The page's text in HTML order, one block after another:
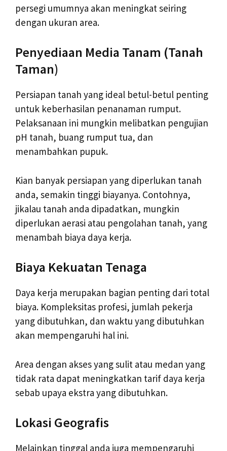
persegi umumnya akan meningkat seiring
dengan ukuran area.
Penyediaan Media Tanam (Tanah
Taman)
Persiapan tanah yang ideal betul-betul penting
untuk keberhasilan penanaman rumput.
Pelaksanaan ini mungkin melibatkan pengujian
pH tanah, buang rumput tua, dan
menambahkan pupuk.
Kian banyak persiapan yang diperlukan tanah
anda, semakin tinggi biayanya. Contohnya,
jikalau tanah anda dipadatkan, mungkin
diperlukan aerasi atau pengolahan tanah, yang
menambah biaya daya kerja.
Biaya Kekuatan Tenaga
Daya kerja merupakan bagian penting dari total
biaya. Kompleksitas profesi, jumlah pekerja
yang dibutuhkan, dan waktu yang dibutuhkan
akan mempengaruhi hal ini.
Area dengan akses yang sulit atau medan yang
tidak rata dapat meningkatkan tarif daya kerja
sebab upaya ekstra yang dibutuhkan.
Lokasi Geografis
Melainkan tinggal anda juga mempengaruhi